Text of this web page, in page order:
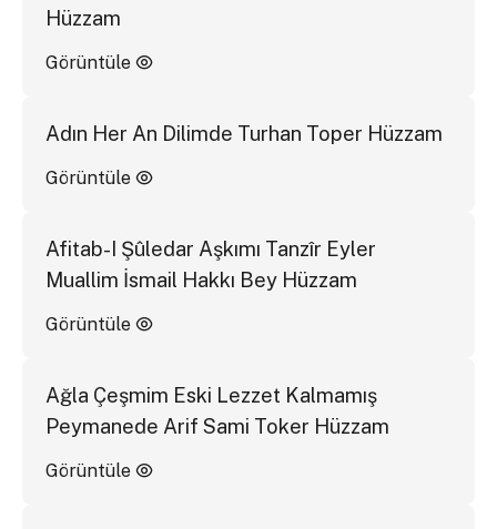
Hüzzam
Görüntüle
Adın Her An Dilimde Turhan Toper Hüzzam
Görüntüle
Afitab-I Şûledar Aşkımı Tanzîr Eyler
Muallim İsmail Hakkı Bey Hüzzam
Görüntüle
Ağla Çeşmim Eski Lezzet Kalmamış
Peymanede Arif Sami Toker Hüzzam
Görüntüle